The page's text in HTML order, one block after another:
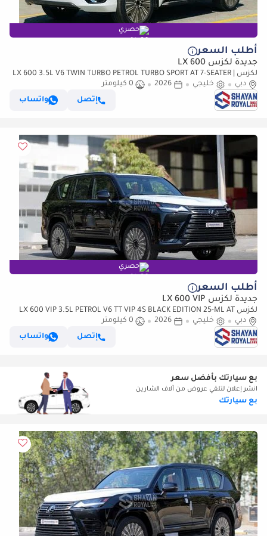
حصري
أطلب السعر
جديدة لكزس LX 600
لكزس LX 600 3.5L V6 TWIN TURBO PETROL TURBO SPORT AT 7-SEATER |
25-MARK LEVINSON 2026MY
دبي خليجي 2026
0 كيلومتر
إتصل
واتساب
حصري
أطلب السعر
جديدة لكزس LX 600 VIP
لكزس LX 600 VIP 3.5L PETROL V6 TT VIP 4S BLACK EDITION 25-ML AT
2026MY
دبي خليجي 2026
0 كيلومتر
إتصل
واتساب
بع سيارتك بأفضل سعر
انشر إعلان لتلقي عروض من آلاف الشارين
بع سيارتك